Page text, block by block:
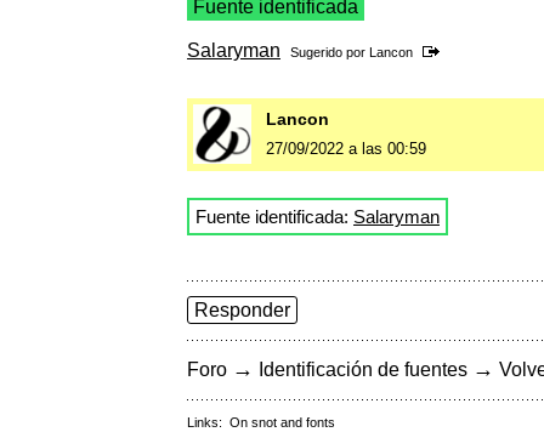
Fuente identificada
Salaryman Sugerido por Lancon
Lancon
27/09/2022 a las 00:59
Fuente identificada: Salaryman
Responder
Foro → Identificación de fuentes →
Links: On snot and fonts